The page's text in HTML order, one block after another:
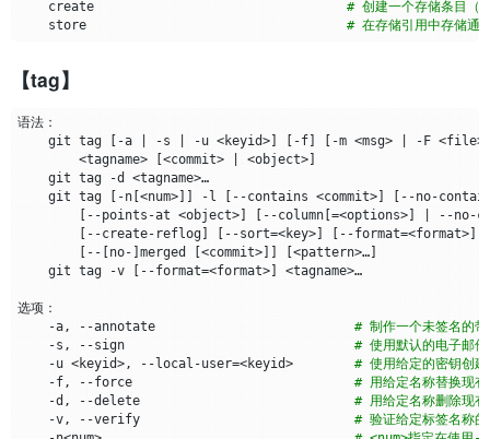
提交格式：
    --pretty
<format> # 漂
    --no-abbrev-commit
    --oneline
    --expand-tabs
    --notes
[= <treeish>
# 在
    --no-notes
    --show-signature
    --relative-date
# 的
    --date
=<format> # 仅
    --parents
# 也
    --children
    --left-right
    --show-linear-break
区分格式：
    -c
# 使
    --cc
# 这
    -m
# 这
    -r
# 显
    create
# 创建一个存储条目（
    store
# 在存储引用中存储通
【tag】
    git tag
-a -s -u <keyid>] -f] -m <msg> -F <file>
        <tagname>
<commit> <object>]
    git tag -d <tagname>…​
    git tag
-n[ <num>]] -l --contains <commit>]
--no-
--points-at <object>] --column[=<options>]
--no-
--create-reflog] --sort=<key>] --format=<format>]
-- no- merged <commit>]] <pattern>…​]
    git tag -v
--format=<format>] <tagname>…​
    -a, --annotate
# 制作一个未签名的
    -s, --sign
# 使用默认的电子邮件
    -u <keyid>, --local-user
=<keyid> # 使用给定的密钥创建
    -f, --force
# 用给定名称替换现
    -d, --delete
# 用给定名称删除现有
    -v, --verify
# 验证给定标签名称的